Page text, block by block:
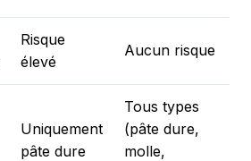
Risque
élevé
Aucun risque
Uniquement
pâte dure
Tous types
(pâte dure,
molle,